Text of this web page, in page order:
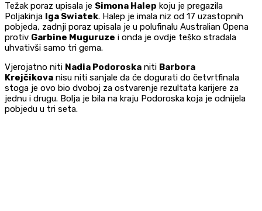
Težak poraz upisala je Simona Halep koju je pregazila
Poljakinja Iga Swiatek. Halep je imala niz od 17 uzastopnih
pobjeda, zadnji poraz upisala je u polufinalu Australian Opena
protiv Garbine Muguruze i onda je ovdje teško stradala
uhvativši samo tri gema.
Vjerojatno niti Nadia Podoroska niti Barbora
Krejčikova nisu niti sanjale da će dogurati do četvrtfinala
stoga je ovo bio dvoboj za ostvarenje rezultata karijere za
jednu i drugu. Bolja je bila na kraju Podoroska koja je odnijela
pobjedu u tri seta.